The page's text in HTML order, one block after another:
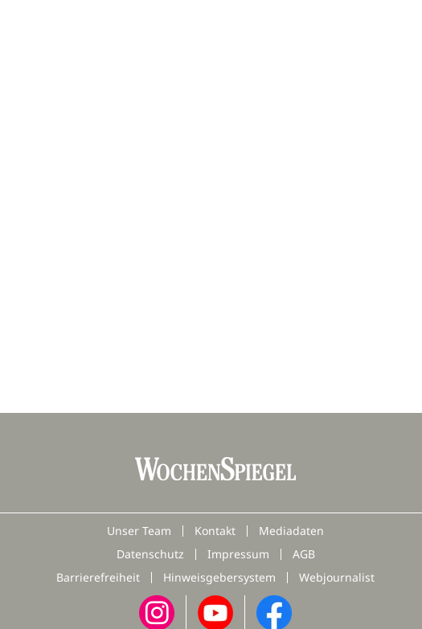
Unser Team Kontakt
Mediadaten
Datenschutz
Impressum
AGB
Barrierefreiheit
Hinweisgebersystem Webjournalist